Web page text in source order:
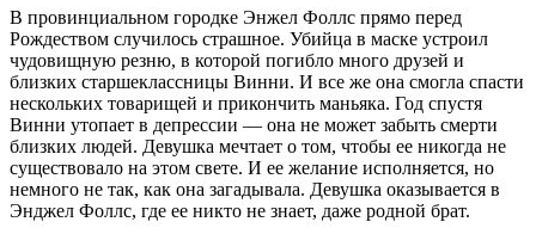
В провинциальном городке Энжел Фоллс прямо перед
Рождеством случилось страшное. Убийца в маске устроил
чудовищную резню, в которой погибло много друзей и
близких старшеклассницы Винни. И все же она смогла спасти
нескольких товарищей и прикончить маньяка. Год спустя
Винни утопает в депрессии — она не может забыть смерти
близких людей. Девушка мечтает о том, чтобы ее никогда не
существовало на этом свете. И ее желание исполняется, но
немного не так, как она загадывала. Девушка оказывается в
Энджел Фоллс, где ее никто не знает, даже родной брат.